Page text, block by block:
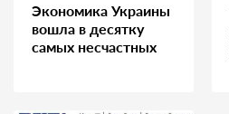
Экономика Украины
вошла в десятку
самых несчастных